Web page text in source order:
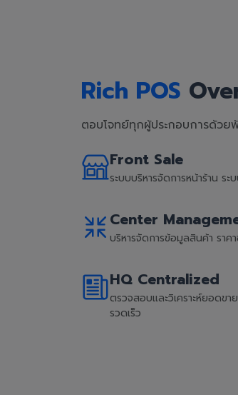
Rich POS
ตอบโจทย์ทุกผู้ประกอบการด้ว
Front Sale
ระบบบริหารจัดการหน้าร้าน ร
Center
บริหารจัดการข้อมูลสินค้า ราค
HQ Centralized
ตรวจสอบและวิเคราะห์ยอดข
รวดเร็ว